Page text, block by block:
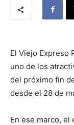
El Viejo Expreso
uno de los
del próximo fin
desde el 28 de
En ese marco,